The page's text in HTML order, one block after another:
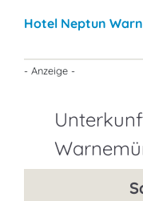
Hotel Neptun
- Anzeige -